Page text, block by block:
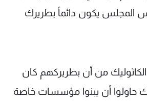
المجلس يكون دائماً بطريرك
من أن بطريركهم كان
حاولوا أن يبنوا مؤسسات خاصة